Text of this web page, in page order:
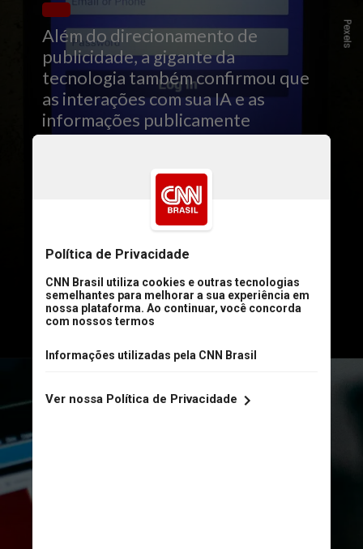
Além do direcionamento de
publicidade, a gigante da
tecnologia também confirmou que
as interações com sua IA e as
informações publicamente
disponíveis dos usuários do
e aprimorar seus sistemas de
inteligência artificial
Pexels